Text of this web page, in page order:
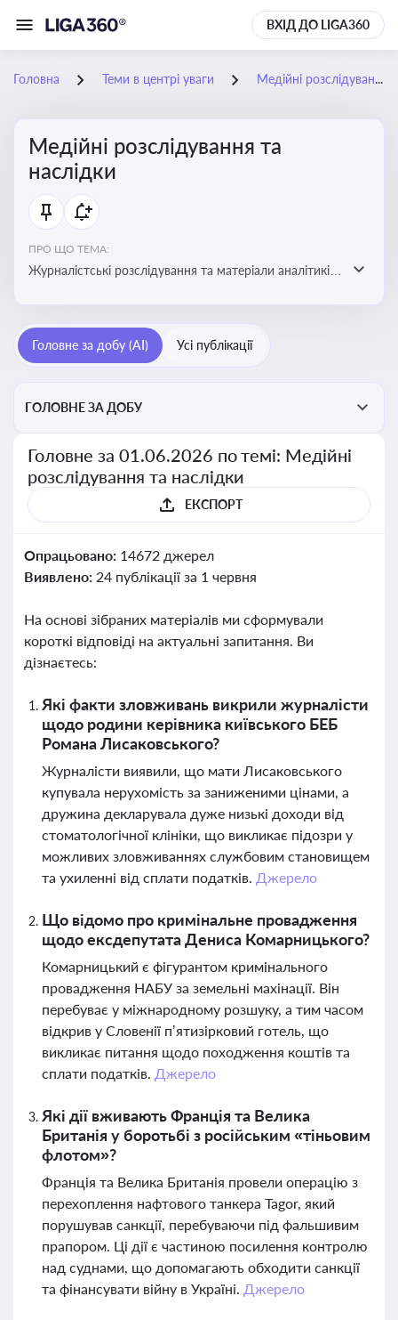
ВХІД ДО LIGA360
Головна Теми в центрі уваги Медійні розслідування та наслідки
Медійні розслідування та
наслідки
ПРО ЩО ТЕМА:
Журналістські розслідування та матеріали аналітиків
компаній, посадових осіб і пов’язаних осіб
Головне за добу (AI) Усі публікації
ГОЛОВНЕ ЗА ДОБУ
Головне за 01.06.2026 по темі: Медійні
розслідування та наслідки
ЕКСПОРТ
Опрацьовано: 14672 джерел
Виявлено: 24 публікації за 1 червня
На основі зібраних матеріалів ми сформували
короткі відповіді на актуальні запитання. Ви
дізнаєтесь:
Які факти зловживань викрили журналісти
щодо родини керівника київського БЕБ
Романа Лисаковського?
Журналісти виявили, що мати Лисаковського
купувала нерухомість за заниженими цінами, а
дружина декларувала дуже низькі доходи від
стоматологічної клініки, що викликає підозри у
можливих зловживаннях службовим становищем
та ухиленні від сплати податків. Джерело
Що відомо про кримінальне провадження
щодо ексдепутата Дениса Комарницького?
Комарницький є фігурантом кримінального
провадження НАБУ за земельні махінації. Він
перебуває у міжнародному розшуку, а тим часом
відкрив у Словенії п’ятизірковий готель, що
викликає питання щодо походження коштів та
сплати податків. Джерело
Які дії вживають Франція та Велика
Британія у боротьбі з російським «тіньовим
флотом»?
Франція та Велика Британія провели операцію з
перехоплення нафтового танкера Tagor, який
порушував санкції, перебуваючи під фальшивим
прапором. Ці дії є частиною посилення контролю
над суднами, що допомагають обходити санкції
та фінансувати війну в Україні. Джерело